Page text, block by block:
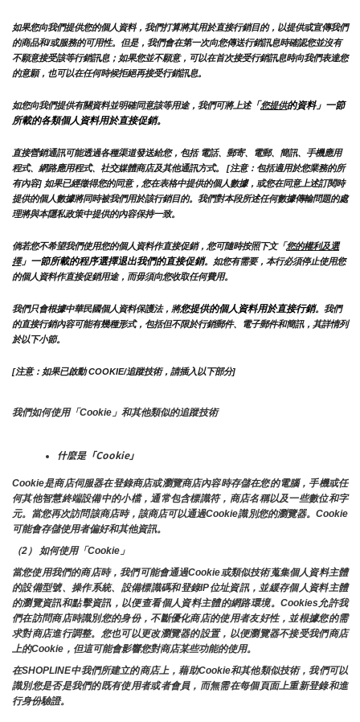
如果您向我們提供您的個人資料，我們打算將其用於直接行銷目的，以提供或宣傳我們
的商品和/或服務的可用性。但是，我們會在第一次向您傳送行銷訊息時確認您並沒有
不願意接受該等行銷訊息；如果您並不願意，可以在首次接受行銷訊息時向我們表達您
的意願，也可以在任何時候拒絕再接受行銷訊息。
如您向我們提供有關資料並明確同意該等用途，我們可將上述「您提供的資料」一節
所載的各類個人資料用於直接促銷。
直接營銷通訊可能透過各種渠道發送給您，包括 電話、郵寄、電郵、簡訊、手機應用
程式、網路應用程式、社交媒體商店及其他通訊方式。 [注意：包括適用於您業務的所
有內容] 如果已經徵得您的同意，您在表格中提供的個人數據，或您在同意上述訂閱時
提供的個人數據將同時被我們用於該行銷目的。我們對本段所述任何數據傳輸問題的處
理將與本隱私政策中提供的內容保持一致。
倘若您不希望我們使用您的個人資料作直接促銷，您可隨時按照下文「您的權利及選
擇」一節所載的程序選擇退出我們的直接促銷。如您有需要，本行必須停止使用您
的個人資料作直接促銷用途，而毋須向您收取任何費用。
我們只會根據中華民國個人資料保護法，將您提供的個人資料用於直接行銷。我們
的直接行銷內容可能有幾種形式，包括但不限於行銷郵件、電子郵件和簡訊，其詳情列
於以下小節。
[注意：如果已啟動 COOKIE/追蹤技術，請插入以下部分]
我們如何使用「Cookie」和其他類似的追蹤技術
什麼是「Cookie」
Cookie是商店伺服器在登錄商店或瀏覽商店內容時存儲在您的電腦，手機或任
何其他智慧終端設備中的小檔，通常包含標識符，商店名稱以及一些數位和字
元。當您再次訪問該商店時，該商店可以通過Cookie識別您的瀏覽器。Cookie
可能會存儲使用者偏好和其他資訊。
（2） 如何使用「Cookie」
當您使用我們的商店時，我們可能會通過Cookie或類似技術蒐集個人資料主體
的設備型號、操作系統、設備標識碼和登錄IP位址資訊，並緩存個人資料主體
的瀏覽資訊和點擊資訊，以便查看個人資料主體的網路環境。Cookies允許我
們在訪問商店時識別您的身份，不斷優化商店的使用者友好性，並根據您的需
求對商店進行調整。您也可以更改瀏覽器的設置，以便瀏覽器不接受我們商店
上的Cookie，但這可能會影響您對商店某些功能的使用。
在SHOPLINE中我們所建立的商店上，藉助Cookie和其他類似技術，我們可以
識別您是否是我們的既有使用者或者會員，而無需在每個頁面上重新登錄和進
行身份驗證。